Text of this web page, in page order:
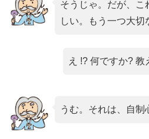
そうじゃ。だが、こ
しい。もう一つ大切
え !? 何ですか? 教
うむ。それは、自制